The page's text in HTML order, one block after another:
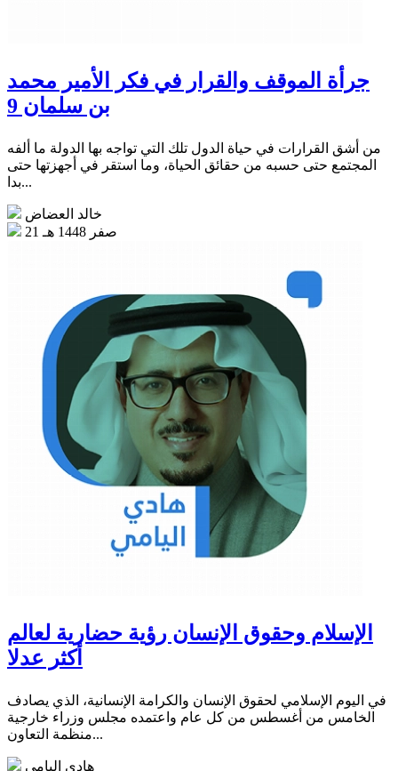
جرأة الموقف والقرار في فكر الأمير محمد
بن سلمان 9
من أشق القرارات في حياة الدول تلك التي تواجه بها الدولة ما ألفه
المجتمع حتى حسبه من حقائق الحياة، وما استقر في أجهزتها حتى
بدا...
خالد العضاض
21 صفر 1448 هـ
الإسلام وحقوق الإنسان رؤية حضارية لعالم
أكثر عدلا
في اليوم الإسلامي لحقوق الإنسان والكرامة الإنسانية، الذي يصادف
الخامس من أغسطس من كل عام واعتمده مجلس وزراء خارجية
منظمة التعاون...
هادي اليامي